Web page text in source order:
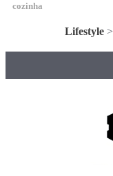
cozinha
Lifestyle >